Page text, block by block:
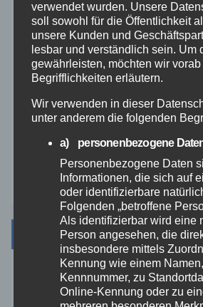
THW
Veranstaltungen
Archiv
August 2026
verwendet wurden. Unsere
soll sowohl für die Öffentlichkeit
unsere Kunden und
lesbar und verständlich sein. Um
gewährleisten, möchten wir
Begrifflichkeiten erläutern.
Wir verwenden in dieser
unter anderem die folgenden
a) personenbezogene
Personenbezogene Daten
Informationen, die sich auf
oder identifizierbare
Folgenden „betroffene
Als identifizierbar wird eine
Person angesehen, die
insbesondere mittels
Kennung wie einem
Kennnummer, zu
Online-Kennung oder zu